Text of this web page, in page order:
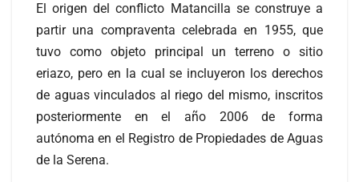
El origen del conflicto Matancilla se construye a
partir una compraventa celebrada en 1955, que
tuvo como objeto principal un terreno o sitio
eriazo, pero en la cual se incluyeron los derechos
de aguas vinculados al riego del mismo, inscritos
posteriormente en el año 2006 de forma
autónoma en el Registro de Propiedades de Aguas
de la Serena.